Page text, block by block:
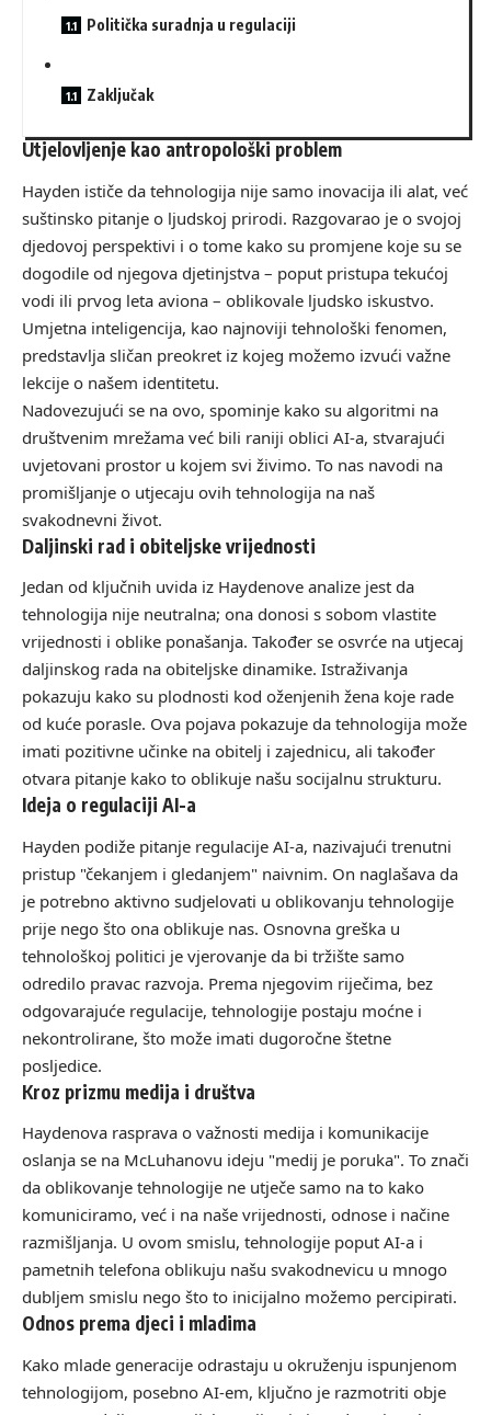
Politička suradnja u regulaciji
Zaključak
Utjelovljenje kao antropološki problem
Hayden ističe da tehnologija nije samo inovacija ili alat, već
suštinsko pitanje o ljudskoj prirodi. Razgovarao je o svojoj
djedovoj perspektivi i o tome kako su promjene koje su se
dogodile od njegova djetinjstva – poput pristupa tekućoj
vodi ili prvog leta aviona – oblikovale ljudsko iskustvo.
Umjetna inteligencija, kao najnoviji tehnološki fenomen,
predstavlja sličan preokret iz kojeg možemo izvući važne
lekcije o našem identitetu.
Nadovezujući se na ovo, spominje kako su algoritmi na
društvenim mrežama već bili raniji oblici AI-a, stvarajući
uvjetovani prostor u kojem svi živimo. To nas navodi na
promišljanje o utjecaju ovih tehnologija na naš
svakodnevni život.
Daljinski rad i obiteljske vrijednosti
Jedan od ključnih uvida iz Haydenove analize jest da
tehnologija nije neutralna; ona donosi s sobom vlastite
vrijednosti i oblike ponašanja. Također se osvrće na utjecaj
daljinskog rada na obiteljske dinamike. Istraživanja
pokazuju kako su plodnosti kod oženjenih žena koje rade
od kuće porasle. Ova pojava pokazuje da tehnologija može
imati pozitivne učinke na obitelj i zajednicu, ali također
otvara pitanje kako to oblikuje našu socijalnu strukturu.
Ideja o regulaciji AI-a
Hayden podiže pitanje regulacije AI-a, nazivajući trenutni
pristup "čekanjem i gledanjem" naivnim. On naglašava da
je potrebno aktivno sudjelovati u oblikovanju tehnologije
prije nego što ona oblikuje nas. Osnovna greška u
tehnološkoj politici je vjerovanje da bi tržište samo
odredilo pravac razvoja. Prema njegovim riječima, bez
odgovarajuće regulacije, tehnologije postaju moćne i
nekontrolirane, što može imati dugoročne štetne
posljedice.
Kroz prizmu medija i društva
Haydenova rasprava o važnosti medija i komunikacije
oslanja se na McLuhanovu ideju "medij je poruka". To znači
da oblikovanje tehnologije ne utječe samo na to kako
komuniciramo, već i na naše vrijednosti, odnose i načine
razmišljanja. U ovom smislu, tehnologije poput AI-a i
pametnih telefona oblikuju našu svakodnevicu u mnogo
dubljem smislu nego što to inicijalno možemo percipirati.
Odnos prema djeci i mladima
Kako mlade generacije odrastaju u okruženju ispunjenom
tehnologijom, posebno AI-em, ključno je razmotriti obje